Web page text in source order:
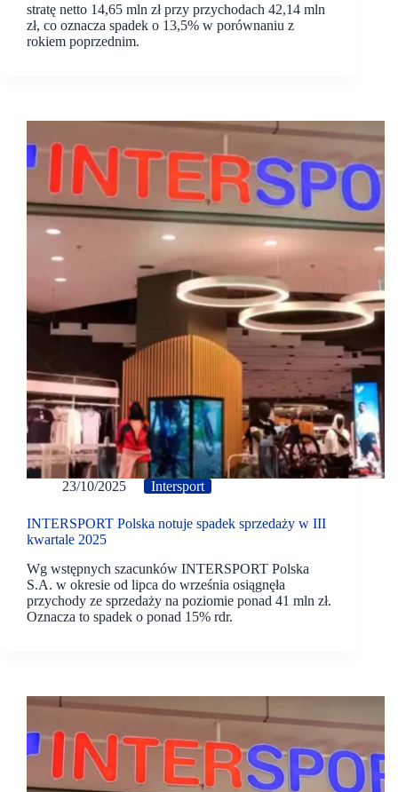
stratę netto 14,65 mln zł przy przychodach 42,14 mln
zł, co oznacza spadek o 13,5% w porównaniu z
rokiem poprzednim.
23/10/2025 Intersport
INTERSPORT Polska notuje spadek sprzedaży w III
kwartale 2025
Wg wstępnych szacunków INTERSPORT Polska
S.A. w okresie od lipca do września osiągnęła
przychody ze sprzedaży na poziomie ponad 41 mln zł.
Oznacza to spadek o ponad 15% rdr.